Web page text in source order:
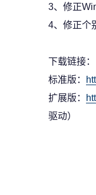
3、修正
4、修正个
下载链接：
标准版：
扩展版：
驱动）